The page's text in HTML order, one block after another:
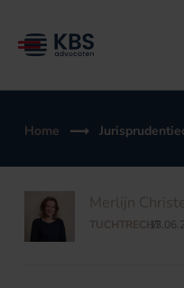
naar
Home
Merlijn
TUCHTRECHT
/